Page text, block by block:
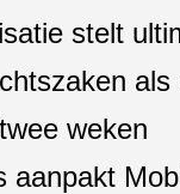
stelt
als
weken
aanpakt